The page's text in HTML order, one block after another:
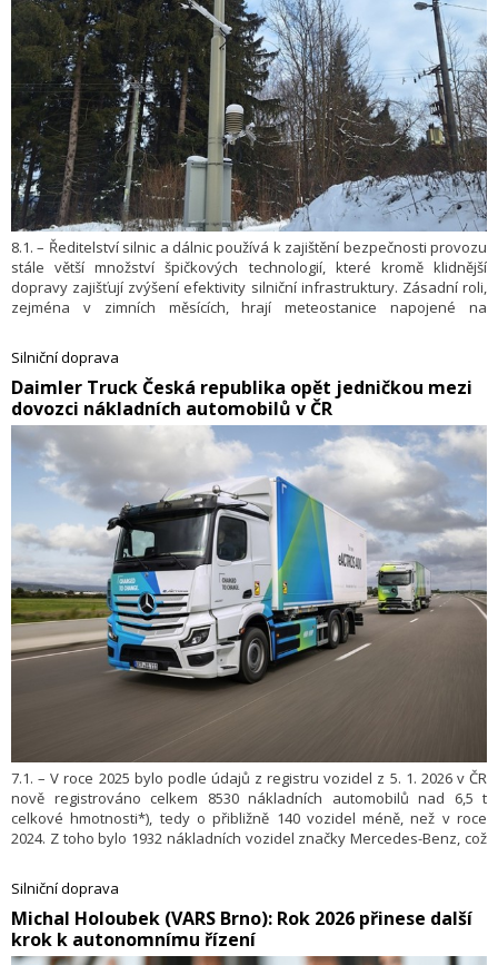
8.1. – Ředitelství silnic a dálnic používá k zajištění bezpečnosti provozu
stále větší množství špičkových technologií, které kromě klidnější
dopravy zajišťují zvýšení efektivity silniční infrastruktury. Zásadní roli,
zejména v zimních měsících, hrají meteostanice napojené na
v tiskové zprávě.
Silniční doprava
​Daimler Truck Česká republika opět jedničkou mezi
dovozci nákladních automobilů v ČR
7.1. – V roce 2025 bylo podle údajů z registru vozidel z 5. 1. 2026 v ČR
nově registrováno celkem 8530 nákladních automobilů nad 6,5 t
celkové hmotnosti*), tedy o přibližně 140 vozidel méně, než v roce
2024. Z toho bylo 1932 nákladních vozidel značky Mercedes-Benz, což
v počtu nově registrovaných vozidel v ČR s velkým odstupem od
dalších značek.
Silniční doprava
​Michal Holoubek (VARS Brno): Rok 2026 přinese další
krok k autonomnímu řízení